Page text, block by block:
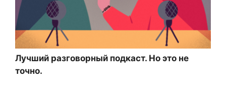
Лучший разговорный подкаст. Но это не
точно.